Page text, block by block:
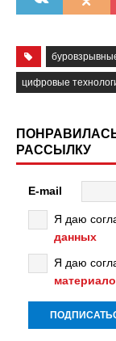
цифровые
РАССЫЛКУ
E-mail
Я даю
данных
Я даю